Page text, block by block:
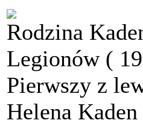
Rodzina
Legionów (
Pierwszy z
Helena